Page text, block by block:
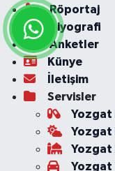
Röportaj
Biyografi
Anketler
Künye
İletişim
Servisler
Yozgat
Yozgat
Yozgat
Yozgat